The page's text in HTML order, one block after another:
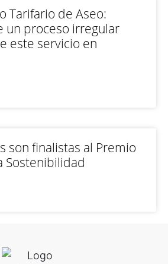
Tarifario de Aseo:
un proceso irregular
este servicio en
son finalistas al Premio
Sostenibilidad